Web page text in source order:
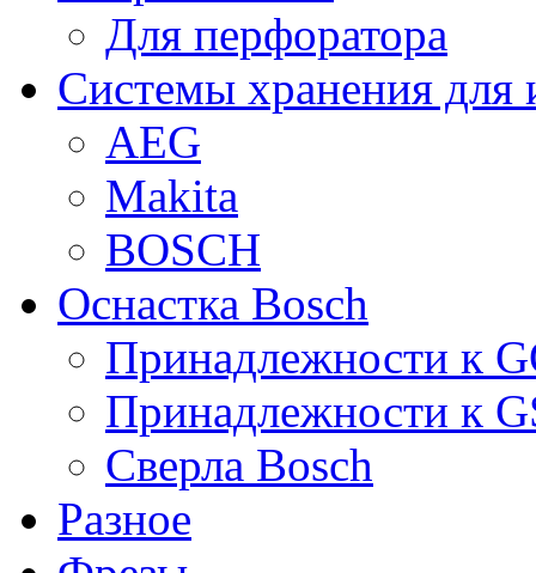
Для перфоратора
Системы хранения для
AEG
Makita
BOSCH
Оснастка Bosch
Принадлежности к
Принадлежности к
Сверла Bosch
Разное